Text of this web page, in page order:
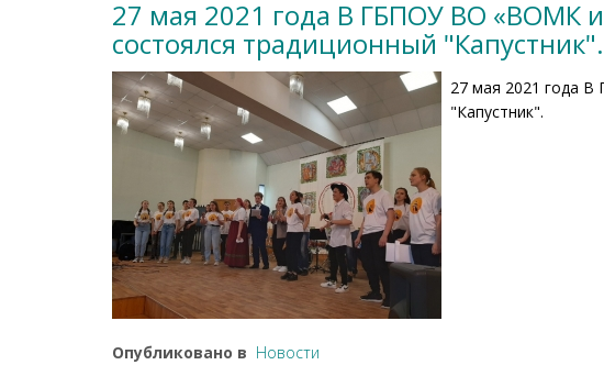
27 мая 2021 года В ГБПОУ ВО «ВОМК
состоялся традиционный "Капустник".
27 мая 2021 года В
"Капустник".
Опубликовано в Новости